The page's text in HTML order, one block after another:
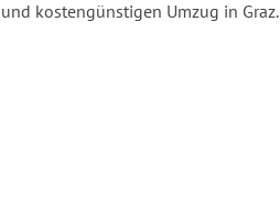
und kostengünstigen Umzug in Graz.